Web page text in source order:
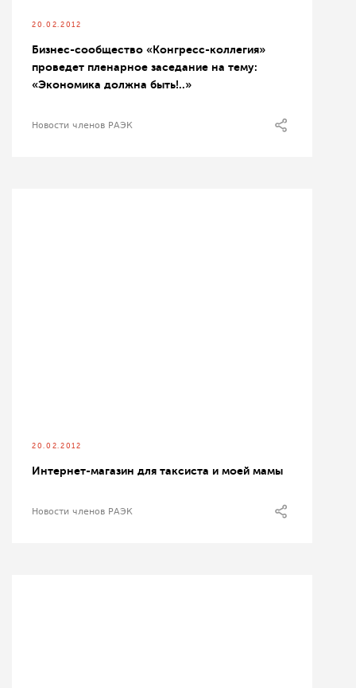
20.02.2012
Бизнес-сообщество «Конгресс-коллегия»
проведет пленарное заседание на тему:
«Экономика должна быть!..»
Новости членов РАЭК
20.02.2012
Интернет-магазин для таксиста и моей мамы
Новости членов РАЭК